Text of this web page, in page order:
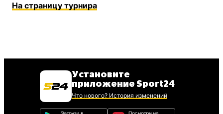
На страницу турнира
Установите
приложение Sport24
Что нового? История изменений